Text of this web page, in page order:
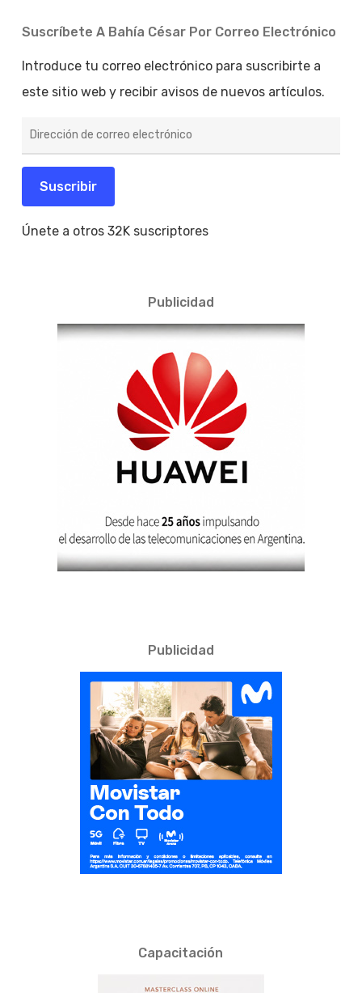
Suscríbete A Bahía César Por Correo Electrónico
Introduce tu correo electrónico para suscribirte a
este sitio web y recibir avisos de nuevos artículos.
de
electrónico
Suscribir
Únete a otros 32K suscriptores
Publicidad
Publicidad
Capacitación